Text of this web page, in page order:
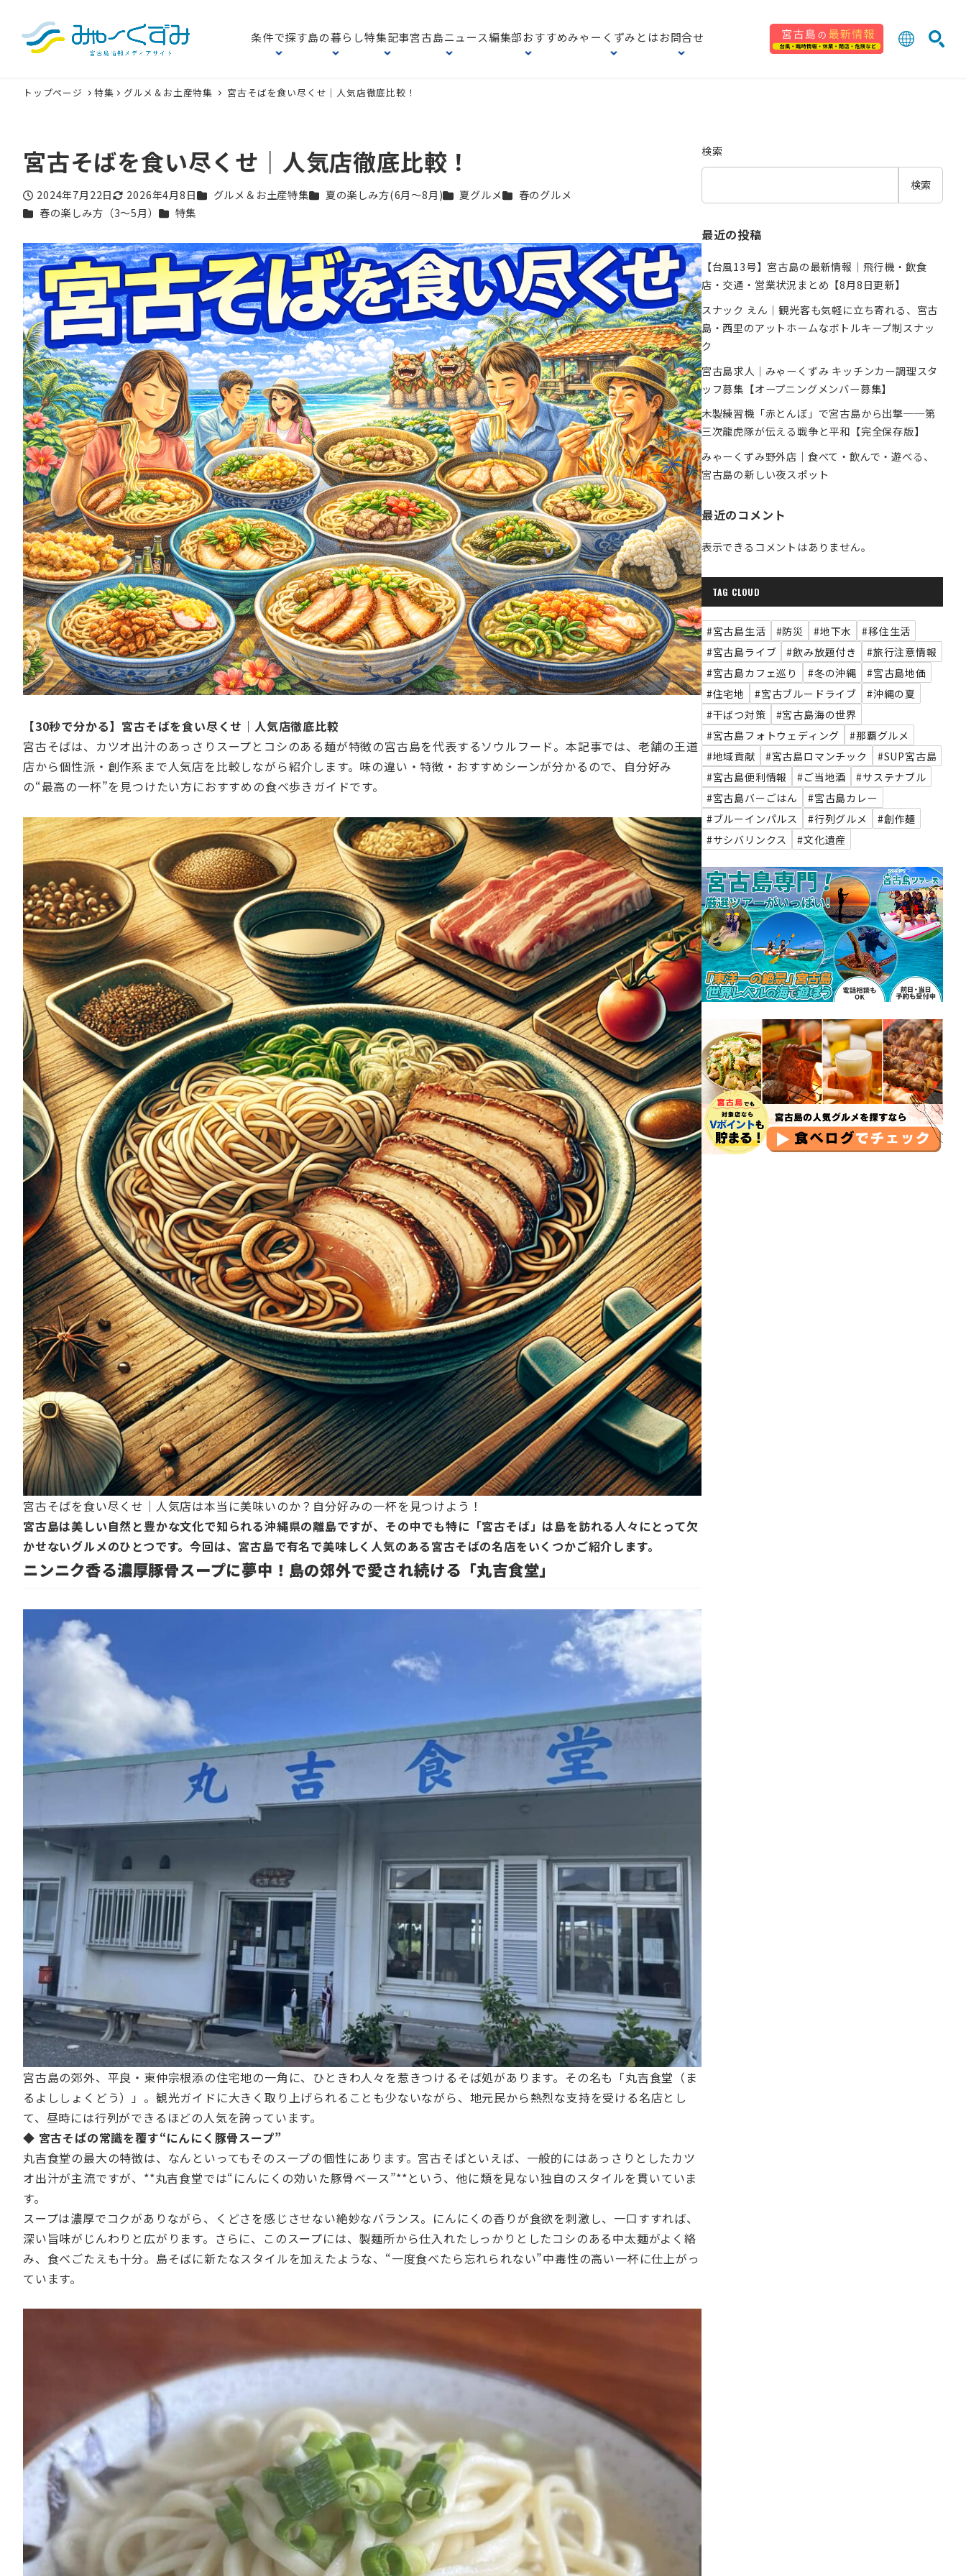
条件で探す島の暮らし特集記事宮古島ニュース編集部おすすめみゃーくずみとはお問合せ
トップページ 特集 グルメ＆お土産特集 宮古そばを食い尽くせ｜人気店徹底比較！
宮古そばを食い尽くせ｜人気店徹底比較！
投稿日
2024年7月22日
更新日
2026年4月8日カテゴリー
グルメ＆お土産特集カテゴリー
夏の楽しみ方(6月〜8月)カテゴリー
夏グルメカテゴリー
春のグルメ
カテゴリー
春の楽しみ方（3〜5月） カテゴリー
特集
【30秒で分かる】宮古そばを食い尽くせ｜人気店徹底比較
宮古そばは、カツオ出汁のあっさりスープとコシのある麺が特徴の宮古島を代表するソウルフード。本記事では、老舗の王道
店から個性派・創作系まで人気店を比較しながら紹介します。味の違い・特徴・おすすめシーンが分かるので、自分好み
の“最高の一杯”を見つけたい方におすすめの食べ歩きガイドです。
宮古そばを食い尽くせ｜人気店は本当に美味いのか？自分好みの一杯を見つけよう！
宮古島は美しい自然と豊かな文化で知られる沖縄県の離島ですが、その中でも特に「宮古そば」は島を訪れる人々にとって欠
かせないグルメのひとつです。今回は、宮古島で有名で美味しく人気のある宮古そばの名店をいくつかご紹介します。
ニンニク香る濃厚豚骨スープに夢中！島の郊外で愛され続ける「丸吉食堂」
宮古島の郊外、平良・東仲宗根添の住宅地の一角に、ひときわ人々を惹きつけるそば処があります。その名も「丸吉食堂（ま
るよししょくどう）」。観光ガイドに大きく取り上げられることも少ないながら、地元民から熱烈な支持を受ける名店とし
て、昼時には行列ができるほどの人気を誇っています。
◆ 宮古そばの常識を覆す“にんにく豚骨スープ”
丸吉食堂の最大の特徴は、なんといってもそのスープの個性にあります。宮古そばといえば、一般的にはあっさりとしたカツ
オ出汁が主流ですが、**丸吉食堂では“にんにくの効いた豚骨ベース”**という、他に類を見ない独自のスタイルを貫いていま
す。
スープは濃厚でコクがありながら、くどさを感じさせない絶妙なバランス。にんにくの香りが食欲を刺激し、一口すすれば、
深い旨味がじんわりと広がります。さらに、このスープには、製麺所から仕入れたしっかりとしたコシのある中太麺がよく絡
み、食べごたえも十分。島そばに新たなスタイルを加えたような、“一度食べたら忘れられない”中毒性の高い一杯に仕上がっ
ています。
検索
検索
最近の投稿
【台風13号】宮古島の最新情報｜飛行機・飲食
店・交通・営業状況まとめ【8月8日更新】
スナック えん｜観光客も気軽に立ち寄れる、宮古
島・西里のアットホームなボトルキープ制スナッ
ク
宮古島求人｜みゃーくずみ キッチンカー調理スタ
ッフ募集【オープニングメンバー募集】
木製練習機「赤とんぼ」で宮古島から出撃──第
三次龍虎隊が伝える戦争と平和【完全保存版】
みゃーくずみ野外店｜食べて・飲んで・遊べる、
宮古島の新しい夜スポット
最近のコメント
表示できるコメントはありません。
TAG CLOUD
#宮古島生活 #防災 #地下水
#移住生活
#宮古島ライブ
#飲み放題付き
#旅行注意情報
#宮古島カフェ巡り
#冬の沖縄
#宮古島地価
#住宅地
#宮古ブルードライブ
#沖縄の夏
#干ばつ対策
#宮古島海の世界
#宮古島フォトウェディング
#那覇グルメ
#地域貢献
#宮古島ロマンチック
#SUP宮古島
#宮古島便利情報
#ご当地酒
#サステナブル
#宮古島バーごはん
#宮古島カレー
#ブルーインパルス
#行列グルメ
#創作麺
#サシバリンクス
#文化遺産